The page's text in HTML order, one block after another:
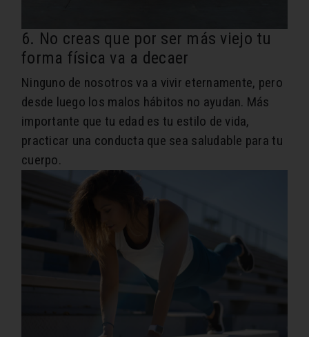
6. No creas que por ser más viejo tu
forma física va a decaer
Ninguno de nosotros va a vivir eternamente, pero
desde luego los malos hábitos no ayudan. Más
importante que tu edad es tu estilo de vida,
practicar una conducta que sea saludable para tu
cuerpo.